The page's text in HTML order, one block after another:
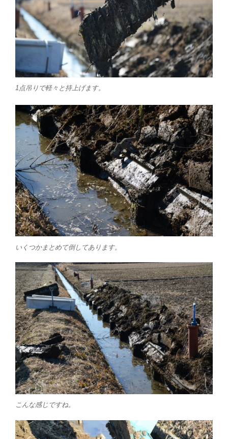
1点吊りで軽々と持上げます。
いくつかまとめて倒してあります。
こんな感じですね。